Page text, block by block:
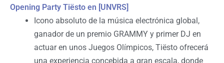
Opening Party Tiësto en [UNVRS]
Icono absoluto de la música electrónica global,
ganador de un premio GRAMMY y primer DJ en
actuar en unos Juegos Olímpicos, Tiësto ofrecerá
una experiencia concebida a gran escala, donde